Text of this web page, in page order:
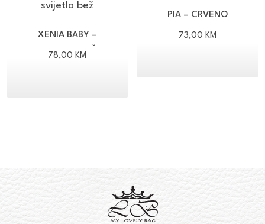
XENIA BABY –
SVIJETLO BEŽ
78,00KM
PIA – CRVENO
73,00KM